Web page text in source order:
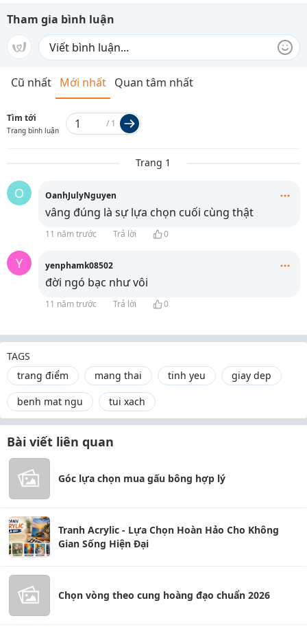
Tham gia bình luận
Cũ nhất Mới nhất Quan tâm nhất
Tìm tới
Trang bình luận
/ 1
Trang 1
O OanhJulyNguyen
vâng đúng là sự lựa chọn cuối cùng thật
11 năm trước Trả lời 0
Y yenphamk08502
đời ngó bạc như vôi
11 năm trước Trả lời 0
TAGS
trang điểm
mang thai tinh yeu
giay dep
benh mat ngu
tui xach
Bài viết liên quan
Góc lựa chọn mua gấu bông hợp lý
Tranh Acrylic - Lựa Chọn Hoàn Hảo Cho Không
Gian Sống Hiện Đại
Chọn vòng theo cung hoàng đạo chuẩn 2026